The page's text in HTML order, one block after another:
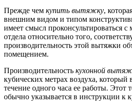
Прежде чем купить вытяжку,
внешним видом и типом
имеет смысл проконсультироваться
отдела относительно того,
производительность этой вытяжки
помещением.
Производительность кухонной
кубических метрах воздуха, который
течение одного часа ее работы. Этот
обычно указывается в инструкции к